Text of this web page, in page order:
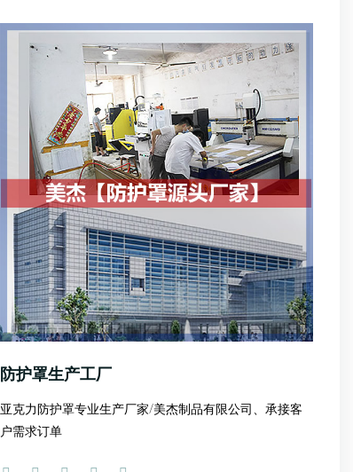
防护罩生产工厂
亚克力防护罩专业生产厂家/美杰制品有限公司、承接客
户需求订单